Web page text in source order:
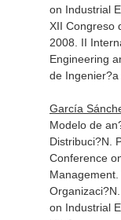
on Industrial
XII Congreso
2008. II
Engineering
de
García
Modelo de
Distribuci?N.
Conference
on Industrial